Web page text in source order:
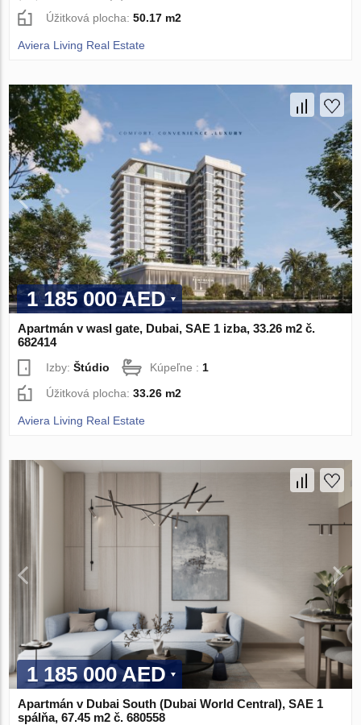
Úžitková plocha:50.17 m2
Aviera Living Real Estate
1 185 000 AED
Apartmán v wasl gate, Dubai, SAE 1 izba, 33.26 m2 č.
682414
Izby:Štúdio Kúpeľne : 1
Úžitková plocha:33.26 m2
Aviera Living Real Estate
1 185 000 AED
Apartmán v Dubai South (Dubai World Central), SAE 1
spálňa, 67.45 m2 č. 680558